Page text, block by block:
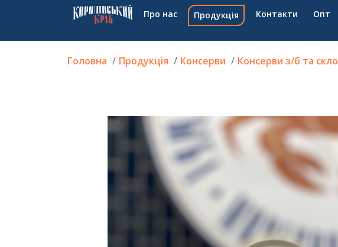
Про нас Продукція Контакти Опт
Головна Продукція Консерви Консерви з/б та скло